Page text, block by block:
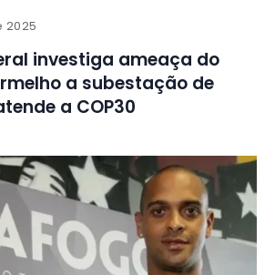
2025
investiga ameaça do
a subestação de
a COP30